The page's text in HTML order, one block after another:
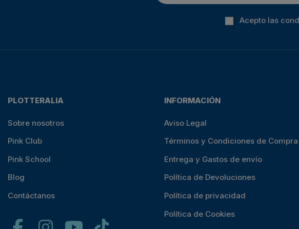
Acepto las
PLOTTERALIA
Sobre nosotros
Pink Club
Pink School
Blog
Contáctanos
INFORMACIÓN
Aviso Legal
Términos y Condiciones de Compra
Entrega y Gastos de envío
Política de Devoluciones
Política de privacidad
Política de Cookies